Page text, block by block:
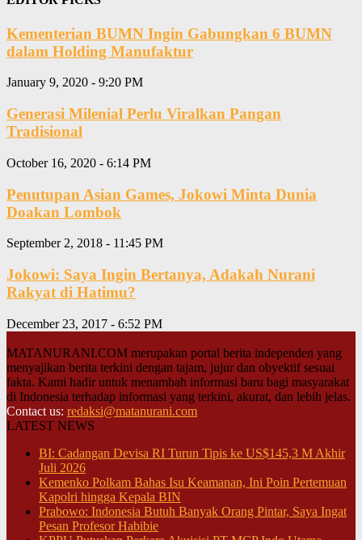
Kementerian BUMN Ingin Gabungkan 6 BUMN
dalam Holding Manufaktur
January 9, 2020 - 9:20 PM
Generasi Milenial Perlu Viralkan Pangan
Tradisional
October 16, 2020 - 6:14 PM
Penutupan Asian Games, Jokowi Minta Dunia
Doakan Lombok
September 2, 2018 - 11:45 PM
Jokowi: Saya Ingin Bertanya, Adakah Nurani
Rakyat di Hatimu?
December 23, 2017 - 6:52 PM
MATANURANI.COM merupakan portal berita independen yang
menyajikan berita terkini dengan tajam, jujur dan obyektif sesuai
fakta. Kami hadir untuk menambah informasi baru bagi masyarakat
di Indonesia terhadap informasi yang terkini, akurat, dan lebih jelas.
Contact us: redaksi@matanurani.com
LATEST NEWS
BI: Cadangan Devisa RI Turun Tipis ke US$145,3 M Akhir
Juli 2026
Kemenko Polkam Bahas Isu Keamanan, Ini Poin Pertemuan
Kapolri hingga Kepala BIN
Prabowo: Indonesia Butuh Banyak Orang Pintar, Saya Ingat
Pesan Profesor Habibie